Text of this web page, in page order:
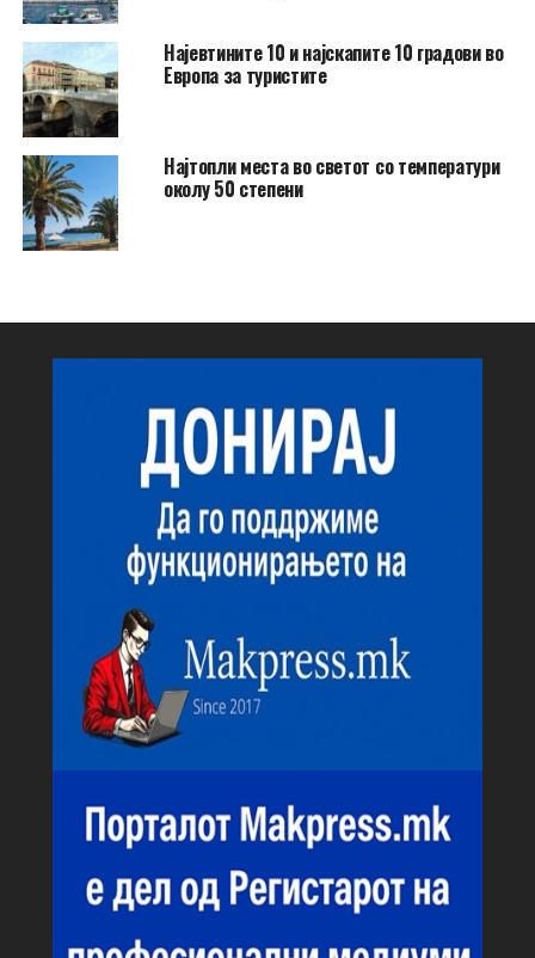
Најевтините 10 и најскапите 10 градови во
Европа за туристите
Најтопли места во светот со температури
околу 50 степени